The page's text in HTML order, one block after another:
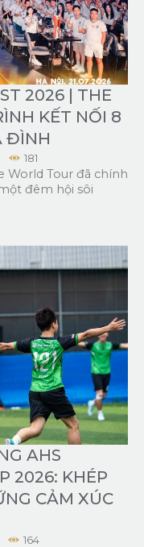
2026 | THE
KẾT NỐI 8
ĐÌNH
181
World Tour đã chính
đêm hội sôi
AHS
2026: KHÉP
CẢM XÚC
164